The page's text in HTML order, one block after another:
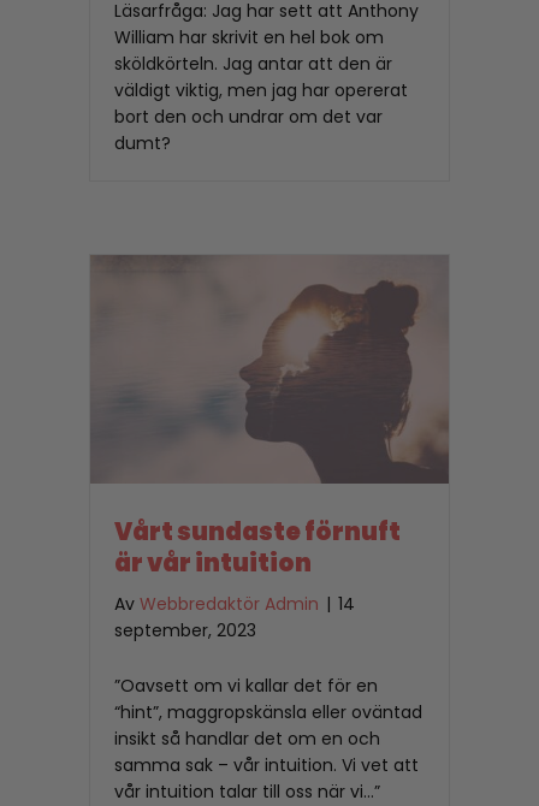
Läsarfråga: Jag har sett att Anthony
William har skrivit en hel bok om
sköldkörteln. Jag antar att den är
väldigt viktig, men jag har opererat
bort den och undrar om det var
dumt?
Vårt sundaste förnuft
är vår intuition
Av Webbredaktör Admin | 14
september, 2023
”Oavsett om vi kallar det för en
“hint”, maggropskänsla eller oväntad
insikt så handlar det om en och
samma sak – vår intuition. Vi vet att
vår intuition talar till oss när vi…”